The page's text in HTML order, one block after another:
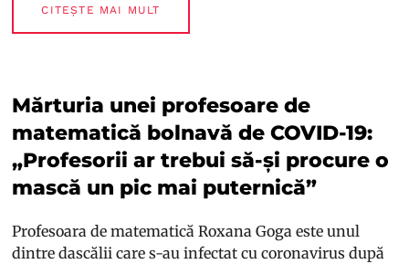
CITEȘTE MAI MULT
Mărturia unei profesoare de
matematică bolnavă de COVID-19:
„Profesorii ar trebui să-și procure o
mască un pic mai puternică”
Profesoara de matematică Roxana Goga este unul
dintre dascălii care s-au infectat cu coronavirus după